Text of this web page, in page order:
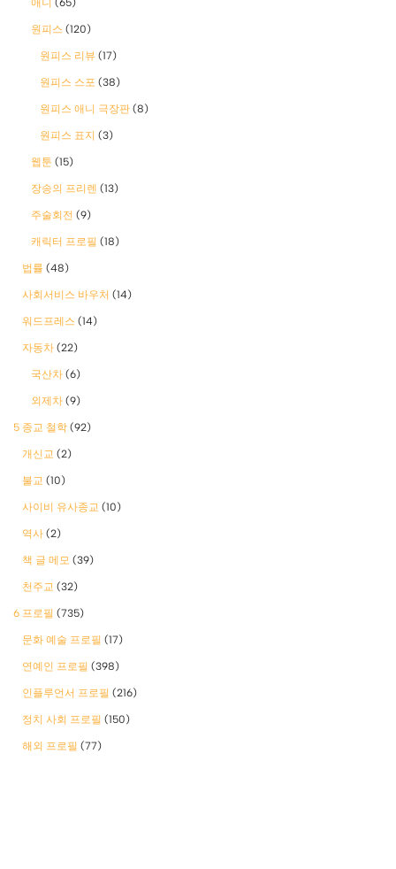
애니 (65)
원피스 (120)
원피스 리뷰 (17)
원피스 스포 (38)
원피스 애니 극장판 (8)
원피스 표지 (3)
웹툰 (15)
장송의 프리렌 (13)
주술회전 (9)
캐릭터 프로필 (18)
법률 (48)
사회서비스 바우처 (14)
워드프레스 (14)
자동차 (22)
국산차 (6)
외제차 (9)
5 종교 철학 (92)
개신교 (2)
불교 (10)
사이비 유사종교 (10)
역사 (2)
책 글 메모 (39)
천주교 (32)
6 프로필 (735)
문화 예술 프로필 (17)
연예인 프로필 (398)
인플루언서 프로필 (216)
정치 사회 프로필 (150)
해외 프로필 (77)